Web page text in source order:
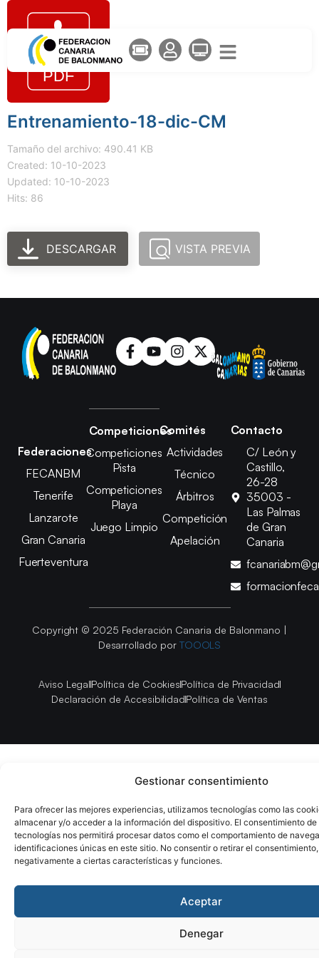
Gestionar consentimiento
Para ofrecer las mejores experiencias, utilizamos tecnologías como las
almacenar y/o acceder a la información del dispositivo. El consentimiento de
tecnologías nos permitirá procesar datos como el comportamiento de
identificaciones únicas en este sitio. No consentir o retirar el
negativamente a ciertas características y funciones.
Aceptar
Denegar
Entrenamiento-18-dic-CM
Tamaño del archivo: 490.41 KB
Created: 10-10-2023
Updated: 10-10-2023
Hits: 86
DESCARGAR VISTA PREVIA
Federaciones
FECANBM
Tenerife
Lanzarote
Gran Canaria
Fuerteventura
Competiciones
Competiciones
Pista
Competiciones
Playa
Juego Limpio
Comités
Actividades
Técnico
Árbitros
Competición
Apelación
Contacto
C/ León y
Castillo,
26-28
35003 -
Las Palmas
de Gran
Canaria
Copyright © 2025 Federación Canaria de Balonmano |
Desarrollado por TOOOLS
Aviso LegalPolítica de CookiesPolítica de Privacidad
Declaración de AccesibilidadPolítica de Ventas